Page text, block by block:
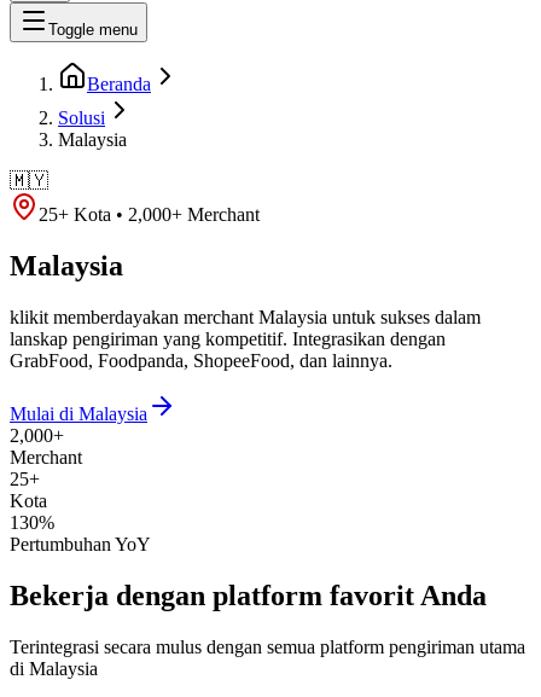
Toggle menu
Beranda
Solusi
Malaysia
🇲🇾
25+ Kota • 2,000+ Merchant
Malaysia
klikit memberdayakan merchant Malaysia untuk sukses dalam
lanskap pengiriman yang kompetitif. Integrasikan dengan
GrabFood, Foodpanda, ShopeeFood, dan lainnya.
Mulai di Malaysia
2,000+
Merchant
25+
Kota
130%
Pertumbuhan YoY
Bekerja dengan platform favorit Anda
Terintegrasi secara mulus dengan semua platform pengiriman utama
di Malaysia